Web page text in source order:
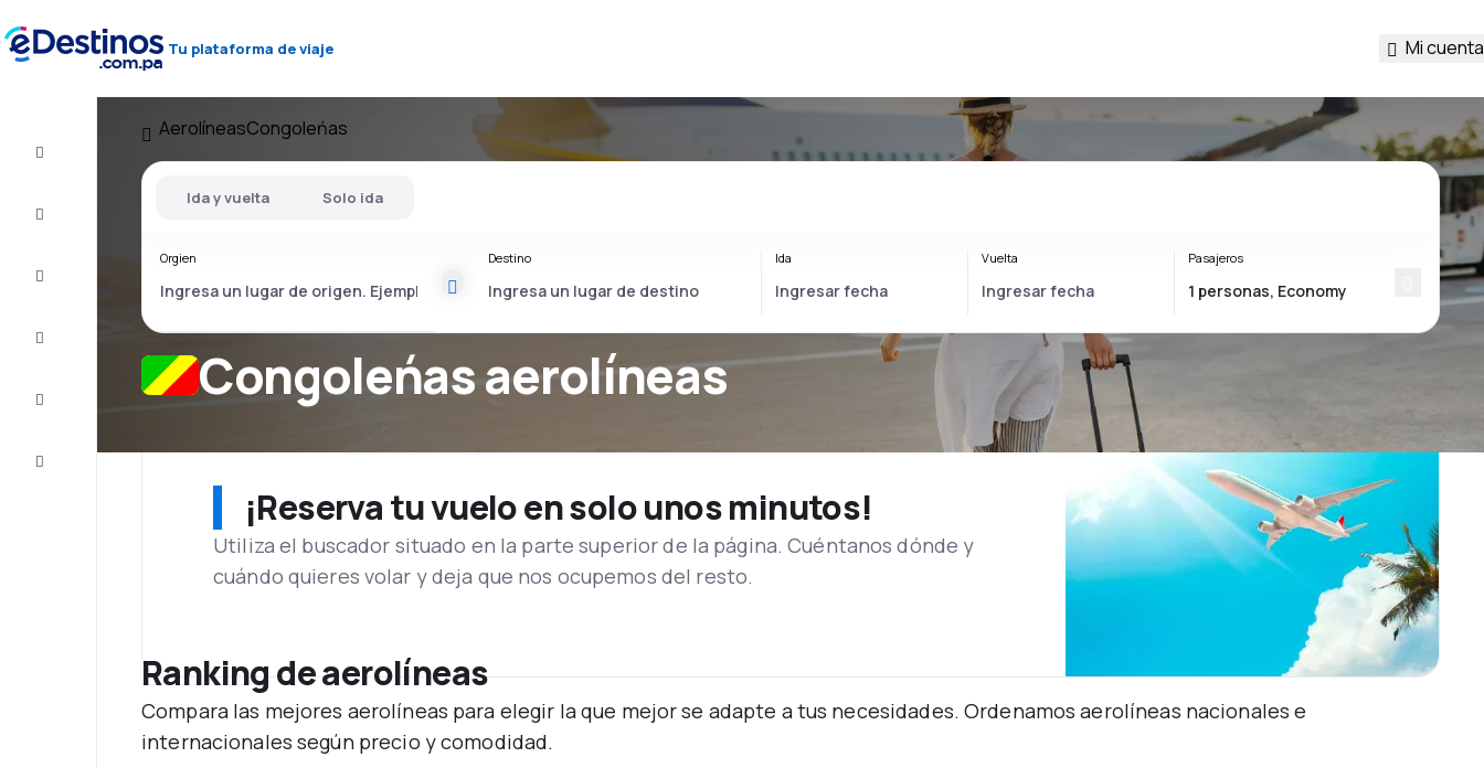
Tu plataforma de viaje Mi cuenta
Atención
AerolíneasCongoleńas
Congoleńas aerolíneas
Ida y vuelta Solo ida
Orgien Destino Ida Vuelta Pasajeros
¡Reserva tu vuelo en solo unos minutos!
Utiliza el buscador situado en la parte superior de la página. Cuéntanos dónde y
cuándo quieres volar y deja que nos ocupemos del resto.
Ranking de aerolíneas
Compara las mejores aerolíneas para elegir la que mejor se adapte a tus necesidades. Ordenamos aerolíneas nacionales e
internacionales según precio y comodidad.